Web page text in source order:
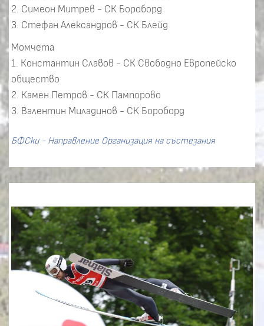
2. Симеон Митрев - СК Бороборд
3. Стефан Александров - СК Блейд
Момчета
1. Константин Славов - СК Свободно Европейско
общество
2. Камен Петров - СК Пампорово
3. Валентин Миладинов - СК Бороборд
БФСки - Направление Организация на състезания